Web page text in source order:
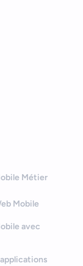
Métier
Mobile
avec